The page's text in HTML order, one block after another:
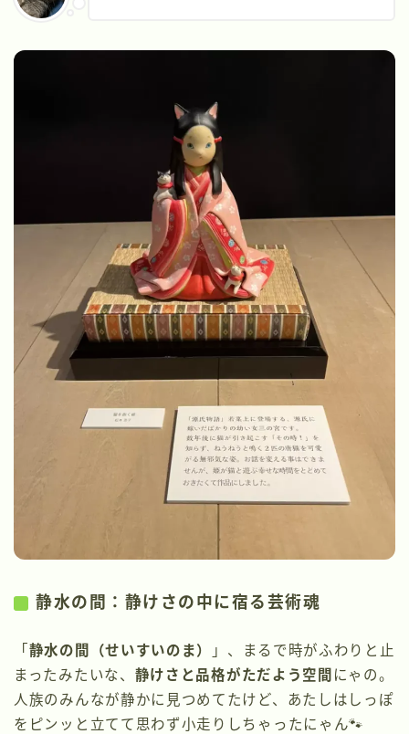
静水の間：静けさの中に宿る芸術魂
「 静水の間（せいすいのま）
」、まるで時がふわりと止
まったみたいな、 静けさと品格がただよう空間 にゃの。
人族のみんなが静かに見つめてたけど、あたしはしっぽ
をピンッと立てて思わず小走りしちゃったにゃん🐾